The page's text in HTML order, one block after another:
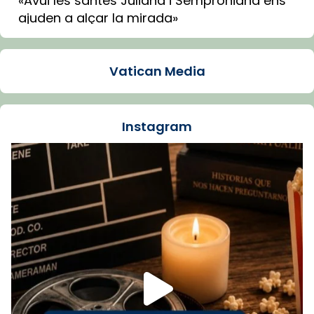
ajuden a alçar la mirada»
Mons. Sergi Gordo, bisbe de Tortosa, ha
Santes de Mataró.
🔗tinyurl.com/cvu5jmbk
Foto
View on Facebook Share
Arquebisbat de Barcelonais at Catedral
de Barcelona.
1 week ago
Aquest dilluns, 27 de juliol, ha tingut lloc la
missa d’acció de gràcies en agraïment al
comitè organitzador de la visita apostòlica
del Sant Pare Lleó XIV a Barcelona, i als
Vatican Media
Instagram